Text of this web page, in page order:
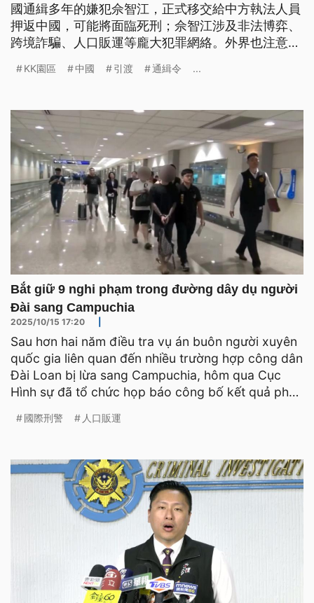
國通緝多年的嫌犯佘智江，正式移交給中方執法人員
押返中國，可能將面臨死刑；佘智江涉及非法博弈、
跨境詐騙、人口販運等龐大犯罪網絡。外界也注意
有政治意涵引發討論。
KK園區 中國 引渡 通緝令 ...
Bắt giữ 9 nghi phạm trong đường dây dụ người
Đài sang Campuchia
2025/10/15 17:20
Sau hơn hai năm điều tra vụ án buôn người xuyên
quốc gia liên quan đến nhiều trường hợp công dân
Đài Loan bị lừa sang Campuchia, hôm qua Cục
Hình sự đã tổ chức họp báo công bố kết quả phá
國際刑警 人口販運